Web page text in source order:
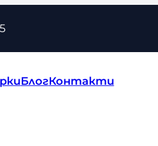
БлогКонтакти